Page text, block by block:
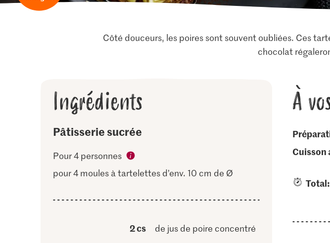
Côté douceurs, les poires sont souvent oubliées. Ces
chocolat
Ingrédients
Pâtisserie sucrée
Pour 4 personnes
pour 4 moules à tartelettes d’env. 10 cm de Ø
2 cs de jus de poire concentré
À
Total: